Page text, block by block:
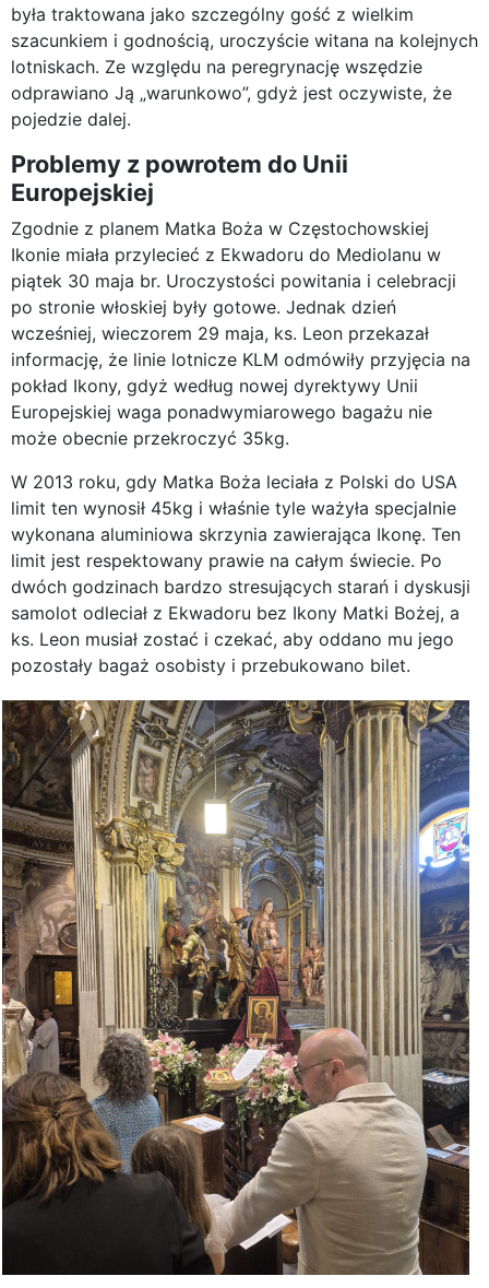
była traktowana jako szczególny gość z wielkim
szacunkiem i godnością, uroczyście witana na kolejnych
lotniskach. Ze względu na peregrynację wszędzie
odprawiano Ją „warunkowo”, gdyż jest oczywiste, że
pojedzie dalej.
Problemy z powrotem do Unii
Europejskiej
Zgodnie z planem Matka Boża w Częstochowskiej
Ikonie miała przylecieć z Ekwadoru do Mediolanu w
piątek 30 maja br. Uroczystości powitania i celebracji
po stronie włoskiej były gotowe. Jednak dzień
wcześniej, wieczorem 29 maja, ks. Leon przekazał
informację, że linie lotnicze KLM odmówiły przyjęcia na
pokład Ikony, gdyż według nowej dyrektywy Unii
Europejskiej waga ponadwymiarowego bagażu nie
może obecnie przekroczyć 35kg.
W 2013 roku, gdy Matka Boża leciała z Polski do USA
limit ten wynosił 45kg i właśnie tyle ważyła specjalnie
wykonana aluminiowa skrzynia zawierająca Ikonę. Ten
limit jest respektowany prawie na całym świecie. Po
dwóch godzinach bardzo stresujących starań i dyskusji
samolot odleciał z Ekwadoru bez Ikony Matki Bożej, a
ks. Leon musiał zostać i czekać, aby oddano mu jego
pozostały bagaż osobisty i przebukowano bilet.